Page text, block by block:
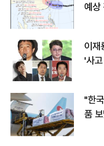
예상
이재
'사
"한
품